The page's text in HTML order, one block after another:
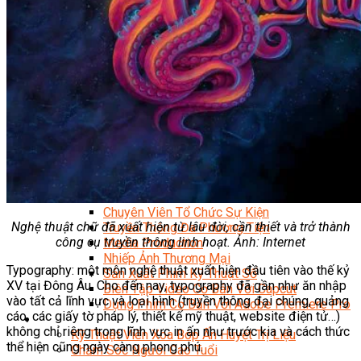
Facebook Marketing
Search Engine Optimization (SEO)
Quản Trị Fanpage
Facebook Ads
Google Ads
Content Marketing Đa Kênh
Digital Marketing Foundation
Bán Hàng Đa Kênh
Adobe Photoshop – Illustrator
Marketing Online Ngành F&B
Marketing Online Ngành Chăm Sóc Sắc Đẹp
Chuyên Đề Digital Marketing
Media Production
Chuyên Viên Tổ Chức Sự Kiện
Truyền Thông Đa Phương Tiện
Media Production
Nhiếp Ảnh Thương Mại
Sản Xuất Phim Kỹ Thuật Số
Biên Tập Video Cơ Bản Với Capcut
Dựng Phim Cơ Bản Với Adobe Premiere Pro
Sức Khỏe
Kỹ Thuật Viên Xoa Bóp Ấn Huyệt Trị Liệu
Chăm Sóc Người Cao Tuổi
Nghệ thuật chữ đã xuất hiện từ lâu đời, cần thiết và trở thành
công cụ truyền thông linh hoạt. Ảnh: Internet
Typography: một môn nghệ thuật xuất hiện đầu tiên vào thế kỷ
XV tại Đông Âu. Cho đến nay, typography đã gần như ăn nhập
vào tất cả lĩnh vực và loại hình (truyền thông đại chúng, quảng
cáo, các giấy tờ pháp lý, thiết kế mỹ thuật, website điện tử…)
không chỉ riêng trong lĩnh vực in ấn như trước kia và cách thức
thể hiện cũng ngày càng phong phú.